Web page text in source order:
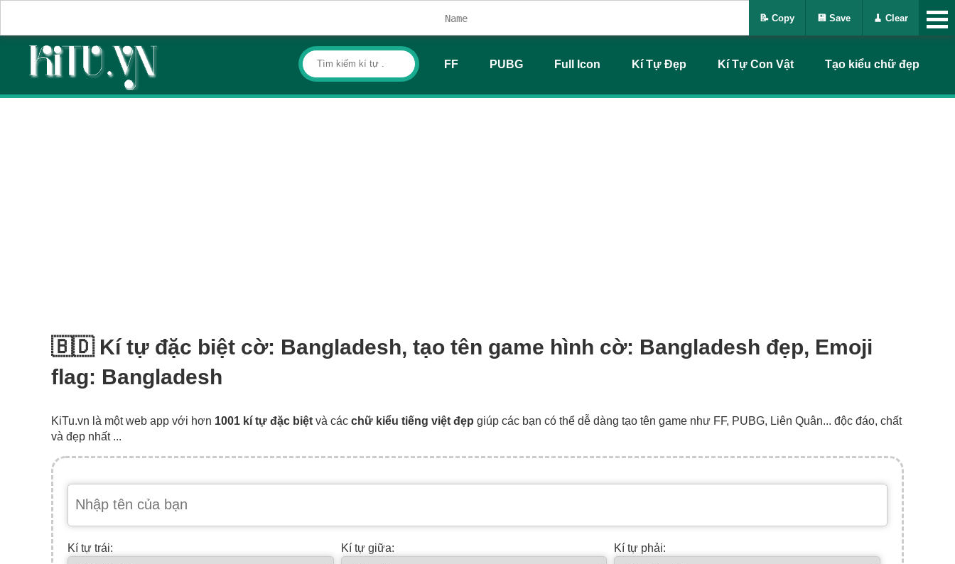
FF PUBG Full Icon Kí Tự Đẹp Kí Tự Con Vật Tạo kiểu chữ đẹp
🇧🇩 Kí tự đặc biệt cờ: Bangladesh, tạo tên game hình cờ: Bangladesh đẹp, Emoji
flag: Bangladesh
KiTu.vn là một web app với hơn 1001 kí tự đặc biệt và các chữ kiểu tiếng việt đẹp giúp các bạn có thể dễ dàng tạo tên game như FF, PUBG, Liên Quân... độc đáo, chất
và đẹp nhất ...
Kí tự trái: Kí tự giữa: Kí tự phải:
📝 Copy 💾 Save 🧹 Clear